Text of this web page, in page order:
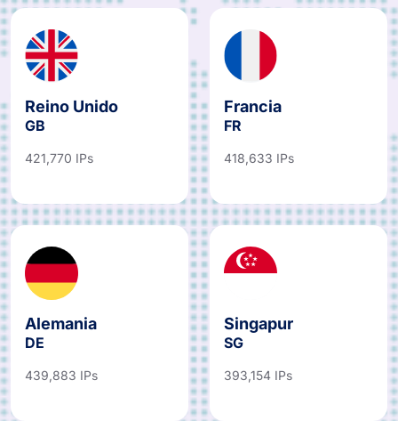
Reino Unido
GB
421,770 IPs
Francia
FR
418,633 IPs
Alemania
DE
439,883 IPs
Singapur
SG
393,154 IPs